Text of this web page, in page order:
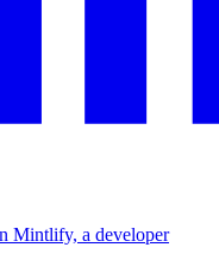
Mintlify, a developer